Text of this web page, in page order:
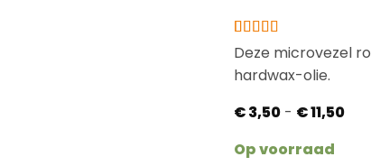
Gewaardeerd
4.75op 5
gebaseerd
4
klantbeoordelingen
Deze microvezel
hardwax-olie.
€3,50 - €11,50
Op voorraad